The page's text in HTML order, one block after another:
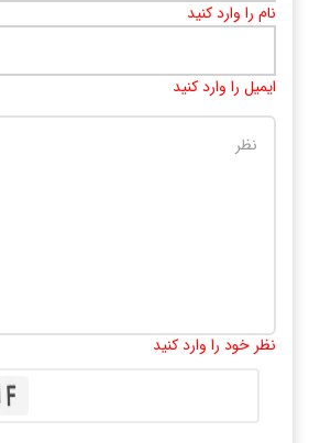
نام را وارد کنید
ایمیل را وارد کنید
نظر خود را وارد کنید